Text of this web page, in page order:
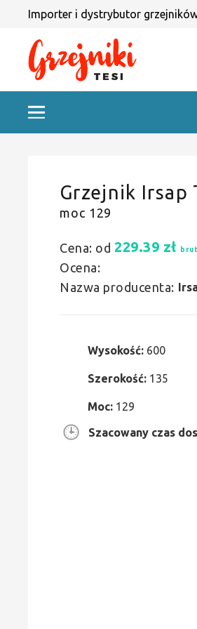
Importer i dystrybutor
Grzejnik Irsap
moc 129
Cena: od 229.39 zł
Ocena:
Nazwa producenta:
Wysokość: 600
Szerokość: 135
Moc: 129
Szacowany czas